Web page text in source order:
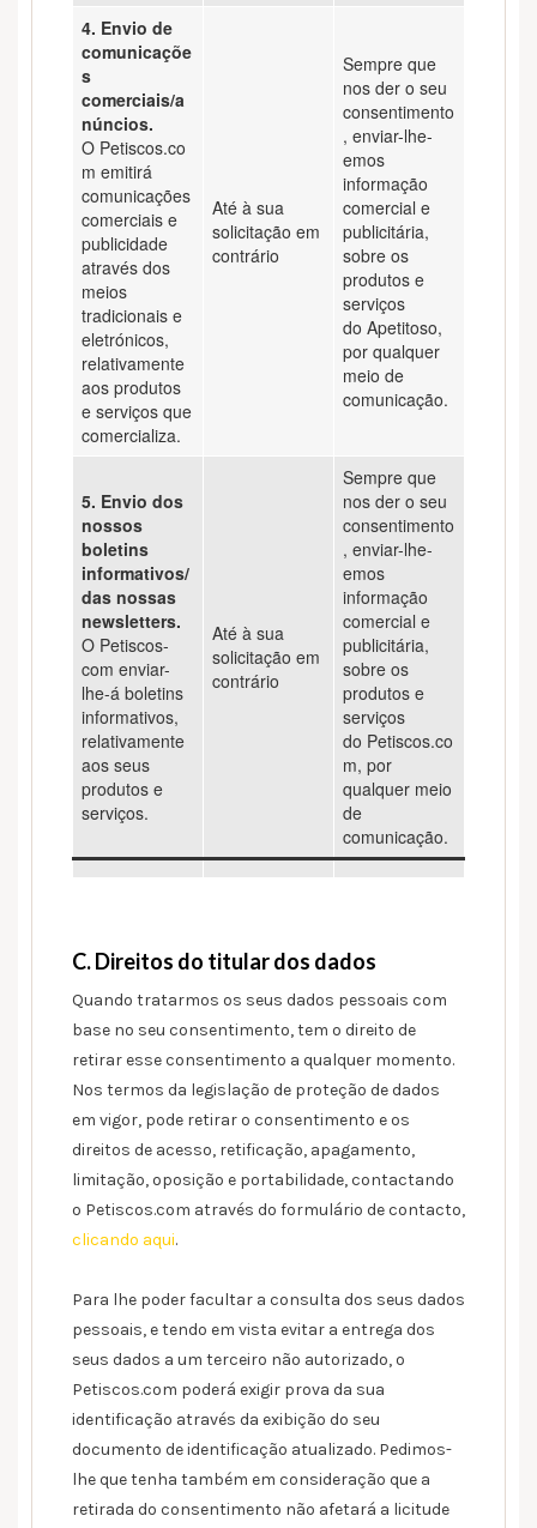
4. Envio de
comunicaçõe
s
comerciais/a
núncios.
O Petiscos.co
m emitirá
comunicações
comerciais e
publicidade
através dos
meios
tradicionais e
eletrónicos,
relativamente
aos produtos
e serviços que
comercializa.
Até à sua
solicitação em
contrário
Sempre que
nos der o seu
consentimento
, enviar-lhe-
emos
informação
comercial e
publicitária,
sobre os
produtos e
serviços
do Apetitoso,
por qualquer
meio de
comunicação.
5. Envio dos
nossos
boletins
informativos/
das nossas
newsletters.
O Petiscos-
com enviar-
lhe-á boletins
informativos,
relativamente
aos seus
produtos e
serviços.
Até à sua
solicitação em
contrário
Sempre que
nos der o seu
consentimento
, enviar-lhe-
emos
informação
comercial e
publicitária,
sobre os
produtos e
serviços
do Petiscos.co
m, por
qualquer meio
de
comunicação.
C. Direitos do titular dos dados
Quando tratarmos os seus dados pessoais com
base no seu consentimento, tem o direito de
retirar esse consentimento a qualquer momento.
Nos termos da legislação de proteção de dados
em vigor, pode retirar o consentimento e os
direitos de acesso, retificação, apagamento,
limitação, oposição e portabilidade, contactando
o Petiscos.com através do formulário de contacto,
clicando aqui.
Para lhe poder facultar a consulta dos seus dados
pessoais, e tendo em vista evitar a entrega dos
seus dados a um terceiro não autorizado, o
Petiscos.com poderá exigir prova da sua
identificação através da exibição do seu
documento de identificação atualizado. Pedimos-
lhe que tenha também em consideração que a
retirada do consentimento não afetará a licitude